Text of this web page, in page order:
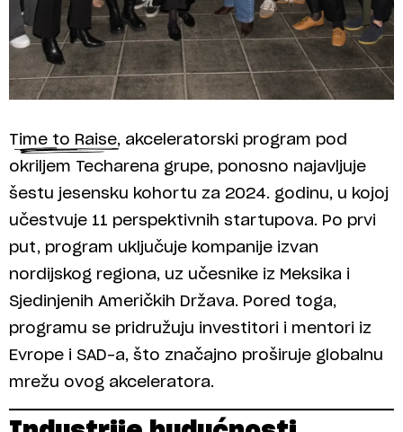
Time to Raise, akceleratorski program pod
okriljem Techarena grupe, ponosno najavljuje
šestu jesensku kohortu za 2024. godinu, u kojoj
učestvuje 11 perspektivnih startupova. Po prvi
put, program uključuje kompanije izvan
nordijskog regiona, uz učesnike iz Meksika i
Sjedinjenih Američkih Država. Pored toga,
programu se pridružuju investitori i mentori iz
Evrope i SAD-a, što značajno proširuje globalnu
mrežu ovog akceleratora.